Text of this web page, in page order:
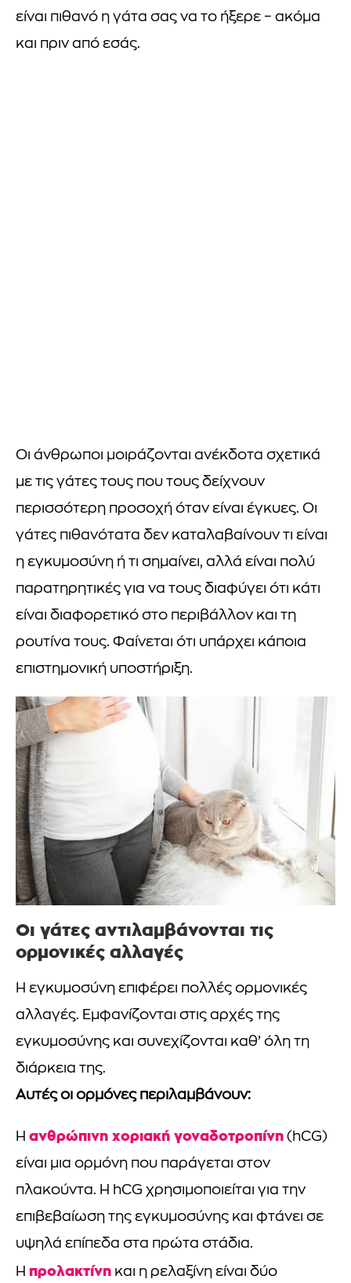
είναι πιθανό η γάτα σας να το ήξερε – ακόμα
και πριν από εσάς.
Οι άνθρωποι μοιράζονται ανέκδοτα σχετικά
με τις γάτες τους που τους δείχνουν
περισσότερη προσοχή όταν είναι έγκυες. Οι
γάτες πιθανότατα δεν καταλαβαίνουν τι είναι
η εγκυμοσύνη ή τι σημαίνει, αλλά είναι πολύ
παρατηρητικές για να τους διαφύγει ότι κάτι
είναι διαφορετικό στο περιβάλλον και τη
ρουτίνα τους. Φαίνεται ότι υπάρχει κάποια
επιστημονική υποστήριξη.
Οι γάτες αντιλαμβάνονται τις
ορμονικές αλλαγές
Η εγκυμοσύνη επιφέρει πολλές ορμονικές
αλλαγές. Εμφανίζονται στις αρχές της
εγκυμοσύνης και συνεχίζονται καθ’ όλη τη
διάρκεια της.
Αυτές οι ορμόνες περιλαμβάνουν:
Η ανθρώπινη χοριακή γοναδοτροπίνη (hCG)
είναι μια ορμόνη που παράγεται στον
πλακούντα. Η hCG χρησιμοποιείται για την
επιβεβαίωση της εγκυμοσύνης και φτάνει σε
υψηλά επίπεδα στα πρώτα στάδια.
Η προλακτίνη και η ρελαξίνη είναι δύο